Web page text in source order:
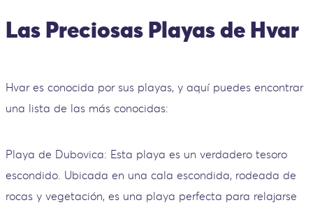
Las Preciosas Playas de Hvar
Hvar es conocida por sus playas, y aquí puedes encontrar
una lista de las más conocidas:
Playa de Dubovica: Esta playa es un verdadero tesoro
escondido. Ubicada en una cala escondida, rodeada de
rocas y vegetación, es una playa perfecta para relajarse